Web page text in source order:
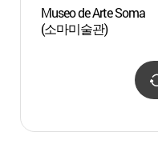
Museo de Arte Soma
(소마미술관)